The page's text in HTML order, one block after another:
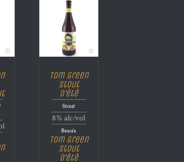
Tom Green
stout
d’été
Stout
8% alc/vol
Beau's
Tom Green
stout
d’été